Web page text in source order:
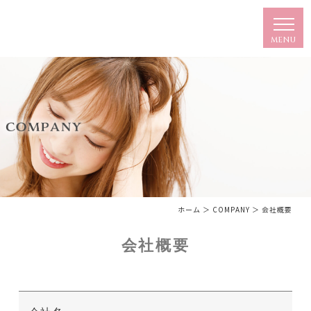
ホーム ＞ COMPANY ＞ 会社概要
会社概要